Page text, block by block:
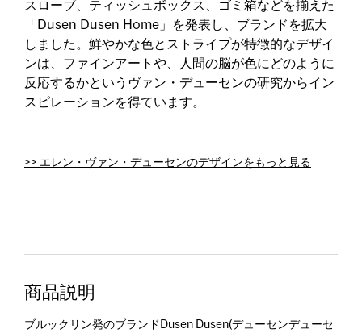
スローブ、ティッシュボックス、ゴミ箱などを揃えた
「Dusen Dusen Home」を発表し、ブランドを拡大
しました。鮮やかな色とストライプが特徴的なデザイ
ンは、ファインアートや、人間の脳が色にどのように
反応するかというヴァン・デューセンの研究からイン
スピレーションを得ています。
>> エレン・ヴァン・デューセンのデザインをもっと見る
商品説明
ブルックリン発のブランドDusen Dusen(デューセンデューセ